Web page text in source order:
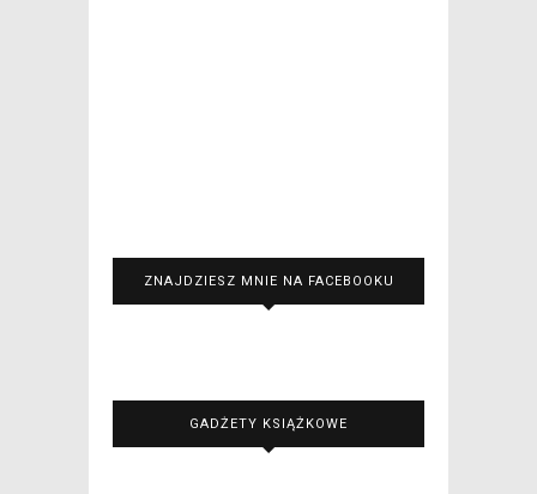
ZNAJDZIESZ MNIE NA FACEBOOKU
GADŻETY KSIĄŻKOWE